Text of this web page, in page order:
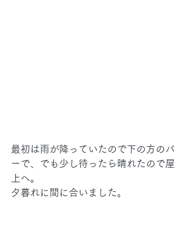
最初は雨が降っていたので下の方のバ
ーで、でも少し待ったら晴れたので屋
上へ。
夕暮れに間に合いました。